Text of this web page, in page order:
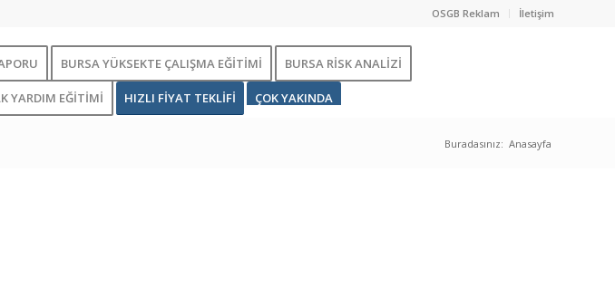
OSGB Reklam İletişim
BURSA YÜKSEKTE ÇALIŞMA EĞİTİMİ BURSA RİSK ANALİZİ
YARDIM EĞİTİMİ HIZLI FİYAT TEKLİFİ ÇOK YAKINDA
Buradasınız: Anasayfa